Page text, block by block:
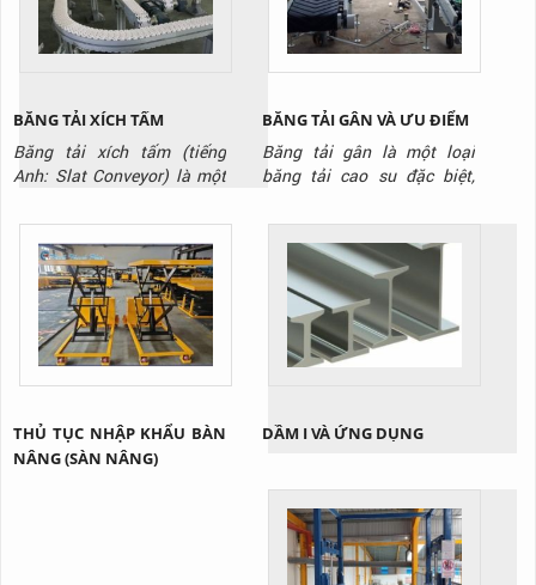
BĂNG TẢI XÍCH TẤM
Băng tải xích tấm (tiếng
Anh: Slat Conveyor) là một
các tấm panel (tấm ván) kim
loại hoặc nhựa cứng được
gắn kết chặt chẽ với nhau
trên một hệ thống xích. Các
tấm này tạo thành một bề
mặt vận chuyển phẳng và
cứng cáp, khác biệt hoàn
toàn so...
BĂNG TẢI GÂN VÀ ƯU ĐIỂM
Băng tải gân là một loại
băng tải cao su đặc biệt,
(gân) trên bề mặt. Các gân
này có thể có nhiều hình
dạng khác nhau, như hình
chữ V, chữ T, hoặc gai, được
đúc liền với thân băng tải.
Mục đích chính của những
gân này là tạo ra ma sát...
THỦ TỤC NHẬP KHẨU BÀN
NÂNG (SÀN NÂNG)
DẦM I VÀ ỨNG DỤNG